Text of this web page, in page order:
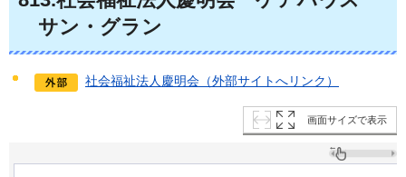
サン・グラン
社会福祉法人慶明会（外部サイトへリンク）
画面サイズで表示